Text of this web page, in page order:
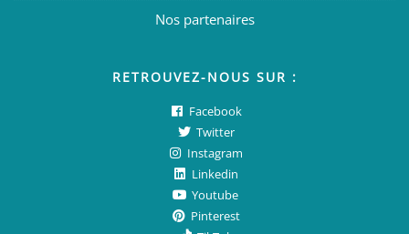
Nos partenaires
RETROUVEZ-NOUS SUR :
Facebook
Twitter
Instagram
Linkedin
Youtube
Pinterest